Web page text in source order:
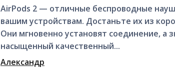
AirPods 2 — отличные беспроводные
вашим устройствам. Достаньте их из
Они мгновенно установят соединение, а
насыщенный качественный...
Александр